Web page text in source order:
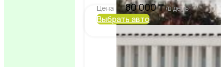
Цена 80 000₸/в день
Выбрать авто